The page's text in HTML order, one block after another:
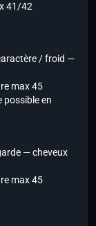
41/42
/ froid —
max 45
possible en
— cheveux
max 45